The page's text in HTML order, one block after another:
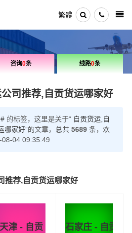
繁體
咨询0条 线路0条
司推荐,自贡货运哪家好
的标签，这里是关于“ 自贡货运,自
哪家好”的文章，总共 5689条，欢
08-04 09:35:49
推荐,自贡货运哪家好
天津 - 自贡 石家庄 - 自贡